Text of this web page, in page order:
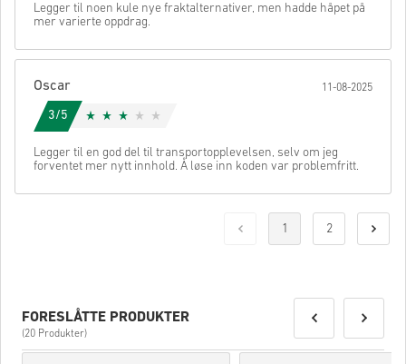
Legger til noen kule nye fraktalternativer, men hadde håpet på
mer varierte oppdrag.
Oscar 11-08-2025
3/5
Legger til en god del til transportopplevelsen, selv om jeg
forventet mer nytt innhold. Å løse inn koden var problemfritt.
1 2
FORESLÅTTE PRODUKTER
(20 Produkter)